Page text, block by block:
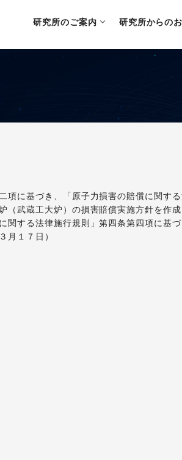
研究所のご案内 研究所からの
項に基づき、「原子力損害の賠償に関す
武蔵工大炉）の損害賠償実施方針を作
する法律施行規則」第四条第四項に基
月１７日）